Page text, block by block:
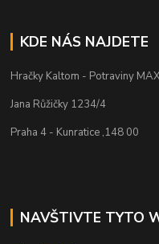
KDE NÁS NAJDETE
Hračky Kaltom - Potraviny
Jana Růžičky 1234/4
Praha 4 - Kunratice ,148 00
NAVŠTIVTE TYTO